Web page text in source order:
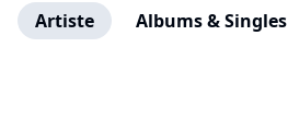
Artiste Albums & Singles